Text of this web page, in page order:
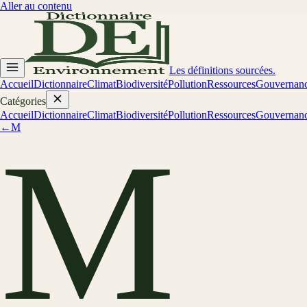
Aller au contenu
Les définitions sourcées.
AccueilDictionnaireClimatBiodiversitéPollutionRessources
Catégories
AccueilDictionnaireClimatBiodiversitéPollutionRessources
←M
M